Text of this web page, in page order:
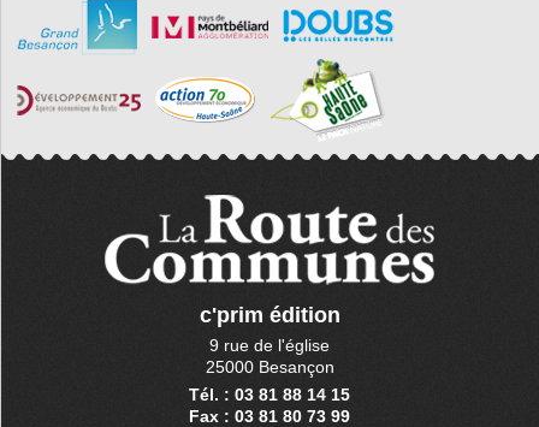
c'prim édition
9 rue de l'église
25000 Besançon
Tél. : 03 81 88 14 15
Fax : 03 81 80 73 99